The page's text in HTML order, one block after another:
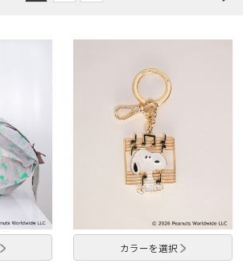
カラーを選択